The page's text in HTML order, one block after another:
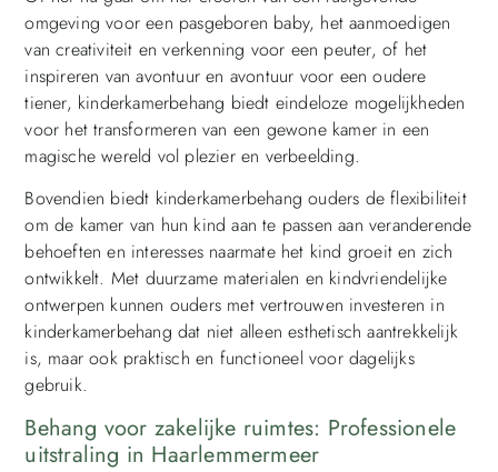
omgeving voor een pasgeboren baby, het aanmoedigen
van creativiteit en verkenning voor een peuter, of het
inspireren van avontuur en avontuur voor een oudere
tiener, kinderkamerbehang biedt eindeloze mogelijkheden
voor het transformeren van een gewone kamer in een
magische wereld vol plezier en verbeelding.
Bovendien biedt kinderkamerbehang ouders de flexibiliteit
om de kamer van hun kind aan te passen aan veranderende
behoeften en interesses naarmate het kind groeit en zich
ontwikkelt. Met duurzame materialen en kindvriendelijke
ontwerpen kunnen ouders met vertrouwen investeren in
kinderkamerbehang dat niet alleen esthetisch aantrekkelijk
is, maar ook praktisch en functioneel voor dagelijks
gebruik.
Behang voor zakelijke ruimtes: Professionele
uitstraling in Haarlemmermeer